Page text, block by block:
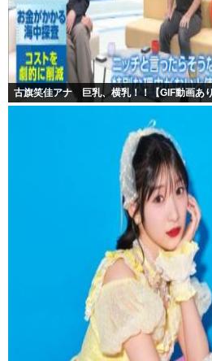
古旗笑佳アナ 巨乳、横乳！！【GIF動画あ